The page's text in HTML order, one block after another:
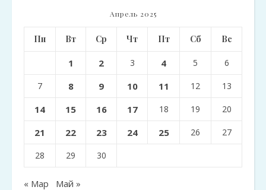
Апрель 2025
Пн Вт Ср Чт Пт Сб Вс
1 2 3 4 5 6
7 8 9 10 11 12 13
14 15 16 17 18 19 20
21 22 23 24 25 26 27
28 29 30
« Мар Май »